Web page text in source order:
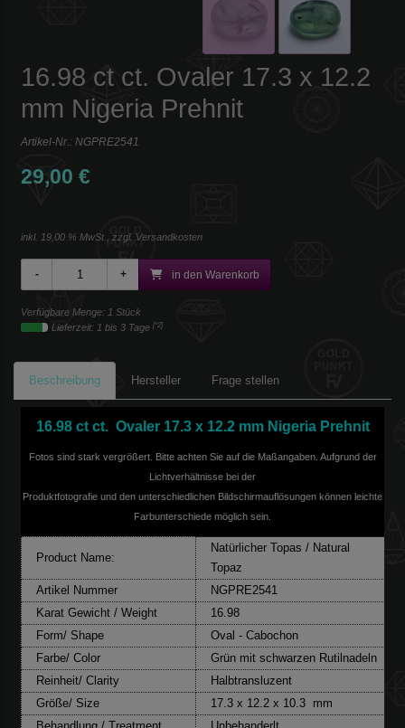
16.98 ct ct. Ovaler 17.3 x 12.2
mm Nigeria Prehnit
Artikel-Nr.: NGPRE2541
29,00 €
inkl. 19,00 % MwSt., zzgl. Versandkosten
in den Warenkorb
Verfügbare Menge: 1 Stück
Lieferzeit: 1 bis 3 Tage [*2]
Beschreibung Hersteller Frage stellen
16.98 ct ct. Ovaler 17.3 x 12.2 mm Nigeria Prehnit
Fotos sind stark vergrößert. Bitte achten Sie auf die Maßangaben. Aufgrund der
Lichtverhältnisse bei der
Produktfotografie und den unterschiedlichen Bildschirmauflösungen können leichte
Farbunterschiede möglich sein.
Product Name:
Natürlicher Topas / Natural
Topaz
Artikel Nummer
NGPRE2541
Karat Gewicht / Weight
16.98
Form/ Shape
Oval - Cabochon
Farbe/ Color
Grün mit schwarzen Rutilnadeln
Reinheit/ Clarity
Halbtransluzent
Größe/ Size
17.3 x 12.2 x 10.3 mm